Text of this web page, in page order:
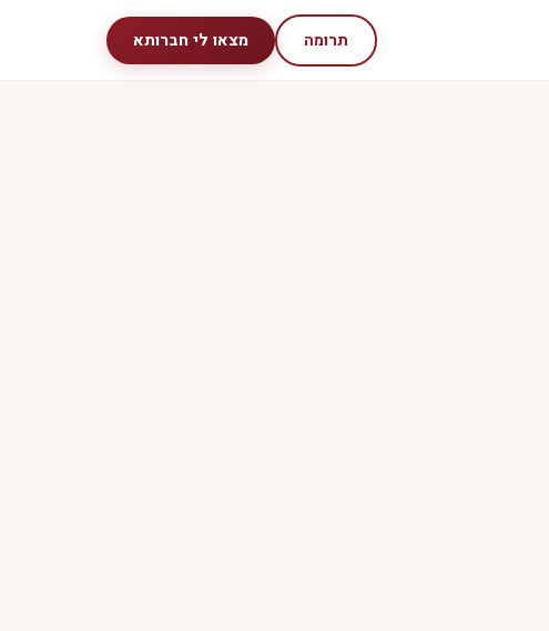
תרומה מצאו לי חברותא